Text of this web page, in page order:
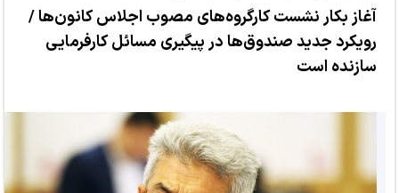
آغاز بکار نشست کارگروه‌های مصوب اجلاس کانون‌ها /
رویکرد جدید صندوق‌ها در پیگیری مسائل کارفرمایی
سازنده است